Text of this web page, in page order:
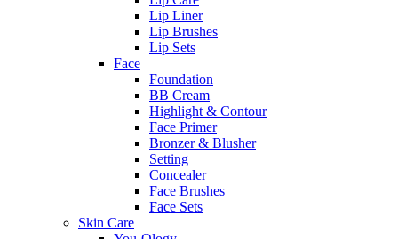
Lip Liner
Lip Brushes
Lip Sets
Face
Foundation
BB Cream
Highlight & Contour
Face Primer
Bronzer & Blusher
Setting
Concealer
Face Brushes
Face Sets
Skin Care